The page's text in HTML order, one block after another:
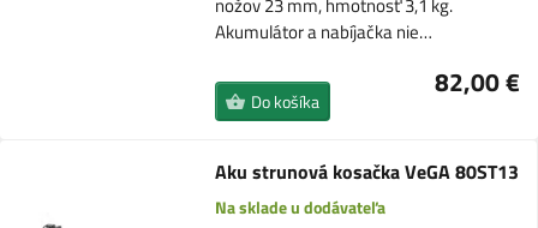
Akumulátor a nabíjačka nie…
82,00 €
Do košíka
Aku strunová kosačka VeGA 80ST13
Na sklade u dodávateľa